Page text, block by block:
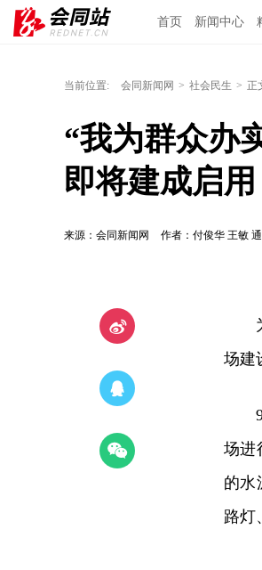
首页 新闻中心
当前位置: 会同新闻网 > 社会民生 > 正
“我为群众办
即将建成启用
来源：会同新闻网 作者：付俊华 王敏
场建
场进
的水
路灯